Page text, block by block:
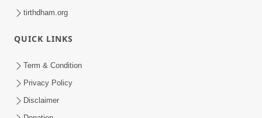
tirthdham.org
QUICK LINKS
Term & Condition
Privacy Policy
Disclaimer